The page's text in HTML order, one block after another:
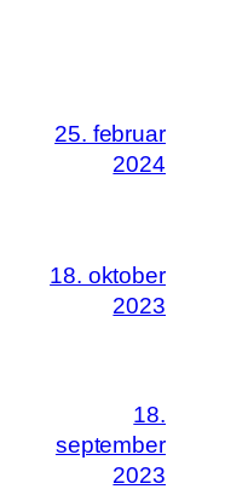
25. februar
2024
18. oktober
2023
18.
september
2023